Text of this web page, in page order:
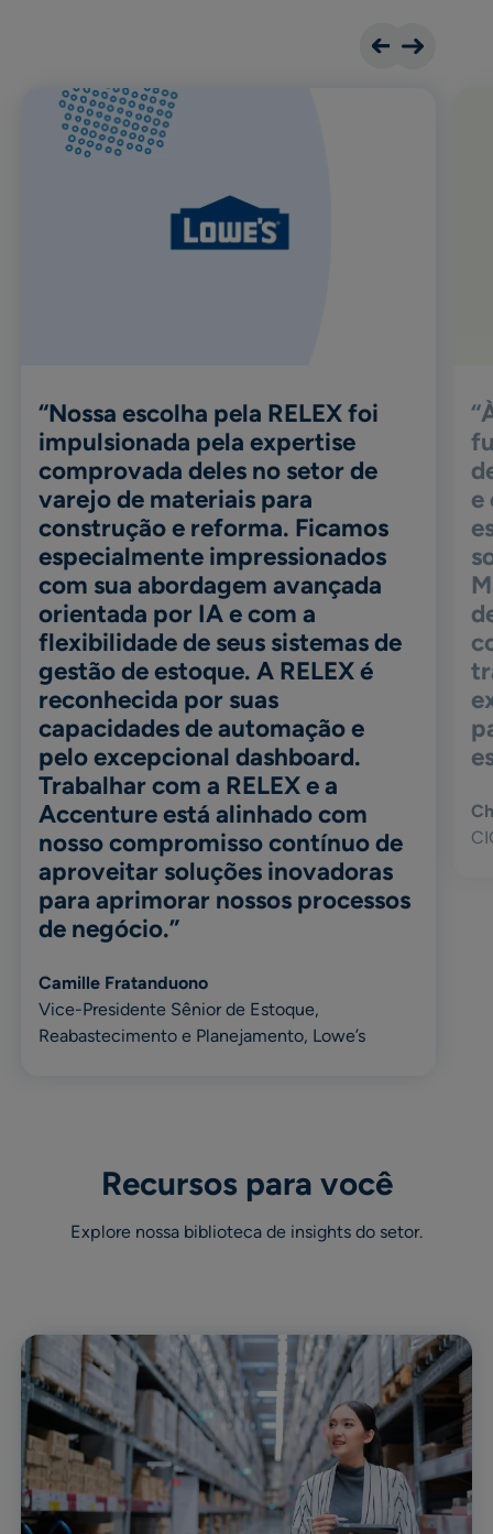
“Nossa escolha pela RELEX foi
impulsionada pela expertise
comprovada deles no setor de
varejo de materiais para
construção e reforma. Ficamos
especialmente impressionados
com sua abordagem avançada
orientada por IA e com a
flexibilidade de seus sistemas de
gestão de estoque. A RELEX é
reconhecida por suas
capacidades de automação e
pelo excepcional dashboard.
Trabalhar com a RELEX e a
Accenture está alinhado com
nosso compromisso contínuo de
aproveitar soluções inovadoras
para aprimorar nossos processos
de negócio.”
Camille Fratanduono
Vice-Presidente Sênior de Estoque,
Reabastecimento e Planejamento, Lowe’s
e
Recursos para você
Explore nossa biblioteca de insights do setor.